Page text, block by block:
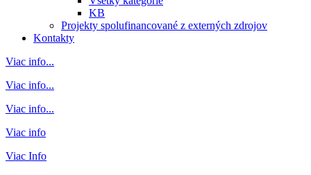
KB
Projekty spolufinancované z externých zdrojov
Kontakty
Viac info...
Viac info...
Viac info...
Viac info
Viac Info